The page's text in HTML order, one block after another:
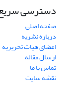
دسترسی
صفحه اصلی
درباره نشریه
اعضای هیات تحریریه
ارسال مقاله
تماس با ما
نقشه سایت